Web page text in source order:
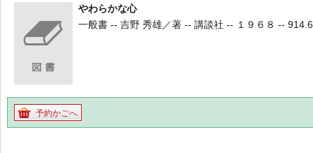
やわらかな心
一般書 -- 吉野 秀雄／著 -- 講談社 -- １９６８ -- 914.6
予約かごへ